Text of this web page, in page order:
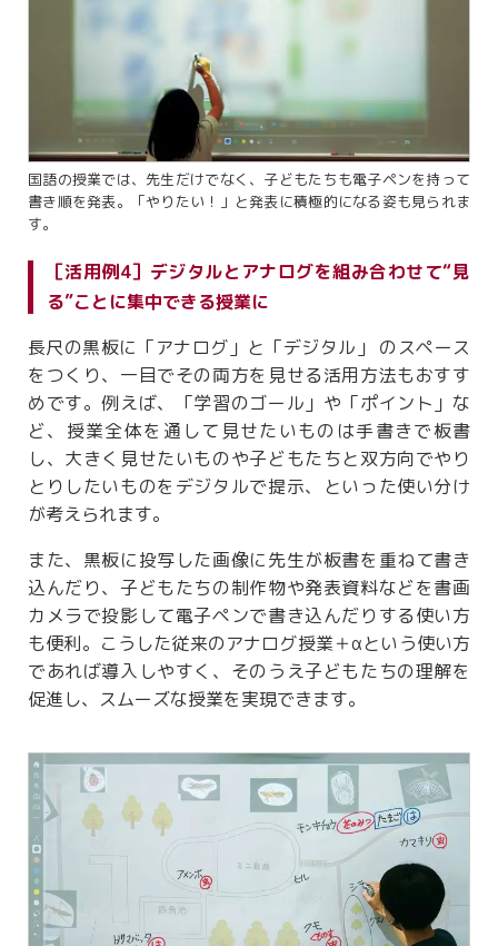
国語の授業では、先生だけでなく、子どもたちも電子ペンを持って
書き順を発表。「やりたい！」と発表に積極的になる姿も見られま
す。
［活用例4］デジタルとアナログを組み合わせて“見
る”ことに集中できる授業に
長尺の黒板に「アナログ」と「デジタル」 のスペース
をつくり、一目でその両方を見せる活用方法もおすす
めです。例えば、「学習のゴール」や「ポイント」な
ど、授業全体を通して見せたいものは手書きで板書
し、大きく見せたいものや子どもたちと双方向でやり
とりしたいものをデジタルで提示、といった使い分け
が考えられます。
また、黒板に投写した画像に先生が板書を重ねて書き
込んだり、子どもたちの制作物や発表資料などを書画
カメラで投影して電子ペンで書き込んだりする使い方
も便利。こうした従来のアナログ授業＋αという使い方
であれば導入しやすく、そのうえ子どもたちの理解を
促進し、スムーズな授業を実現できます。